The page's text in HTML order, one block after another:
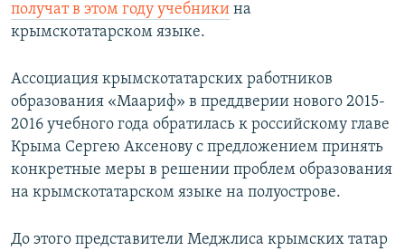
получат в этом году учебники на
крымскотатарском языке.
Ассоциация крымскотатарских работников
образования «Маариф» в преддверии нового 2015-
2016 учебного года обратилась к российскому главе
Крыма Сергею Аксенову с предложением принять
конкретные меры в решении проблем образования
на крымскотатарском языке на полуострове.
До этого представители Меджлиса крымских татар